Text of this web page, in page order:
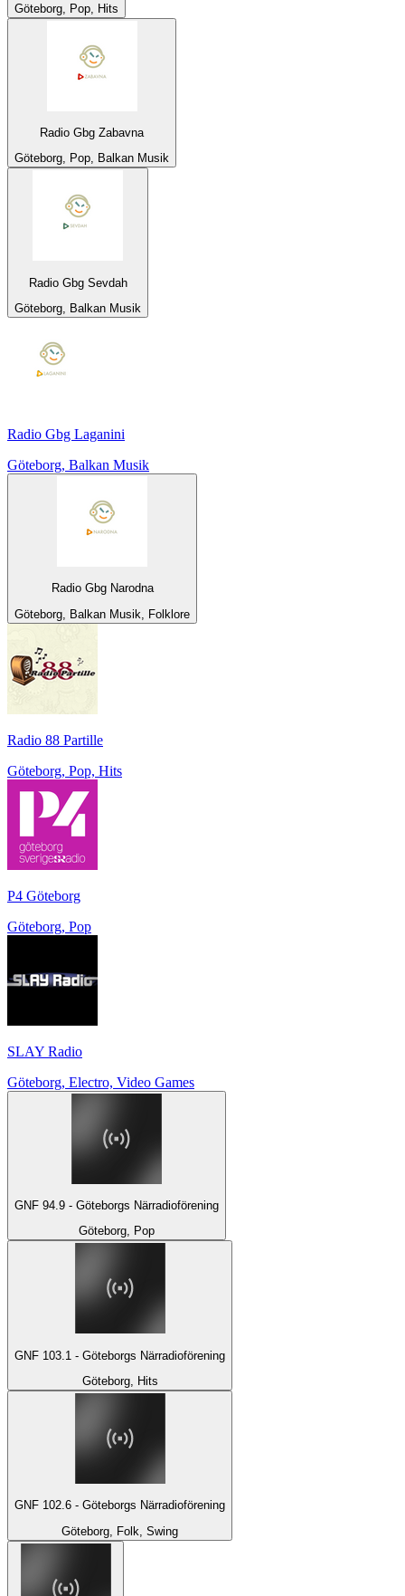
Göteborg, Pop, Hits
Radio Gbg Zabavna
Göteborg, Pop, Balkan Musik
Radio Gbg Sevdah
Göteborg, Balkan Musik
Radio Gbg Laganini
Göteborg, Balkan Musik
Radio Gbg Narodna
Göteborg, Balkan Musik, Folklore
Radio 88 Partille
Göteborg, Pop, Hits
P4 Göteborg
Göteborg, Pop
SLAY Radio
Göteborg, Electro, Video Games
GNF 94.9 - Göteborgs Närradioförening
Göteborg, Pop
GNF 103.1 - Göteborgs Närradioförening
Göteborg, Hits
GNF 102.6 - Göteborgs Närradioförening
Göteborg, Folk, Swing